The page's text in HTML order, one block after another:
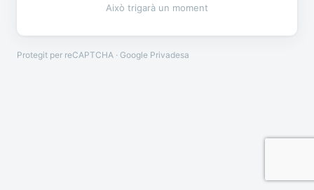
Això trigarà un moment
Protegit per reCAPTCHA · Google Privadesa